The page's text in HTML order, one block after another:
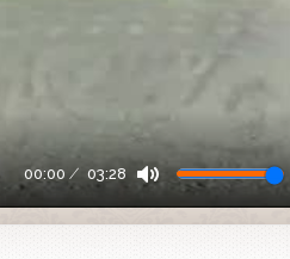
00:00 03:28